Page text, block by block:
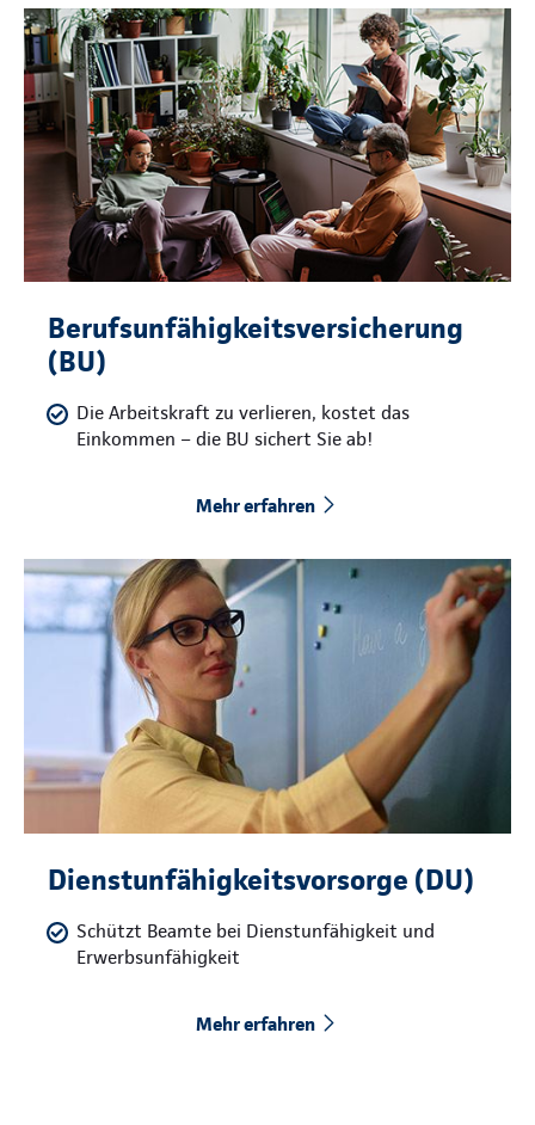
Berufsunfähigkeitsversicherung
(BU)
Die Arbeitskraft zu verlieren, kostet das
Einkommen – die BU sichert Sie ab!
Mehr erfahren
Dienstunfähigkeitsvorsorge (DU)
Schützt Beamte bei Dienstunfähigkeit und
Erwerbsunfähigkeit
Mehr erfahren